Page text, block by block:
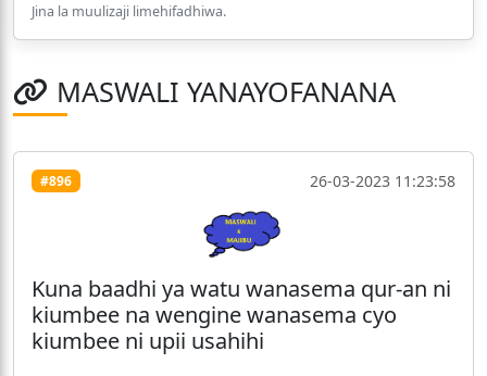
Jina la muulizaji limehifadhiwa.
MASWALI YANAYOFANANA
#896 26-03-2023 11:23:58
Kuna baadhi ya watu wanasema qur-an ni
kiumbee na wengine wanasema cyo
kiumbee ni upii usahihi